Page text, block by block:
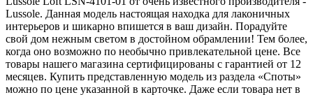
Lussole. Данная модель настоящая находка для лаконичных
интерьеров и шикарно впишется в ваш дизайн. Порадуйте
свой дом нежным светом в достойном обрамлении! Тем более,
когда оно возможно по необычно привлекательной цене. Все
товары нашего магазина сертифицированы с гарантией от 12
месяцев. Купить представленную модель из раздела «Споты»
можно по цене указанной в карточке. Даже если товара нет в